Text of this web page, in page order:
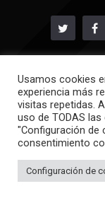
Política
Usamos cookies
experiencia más
visitas repetidas.
uso de TODAS
"Configuración de
consentimiento
Configuración de